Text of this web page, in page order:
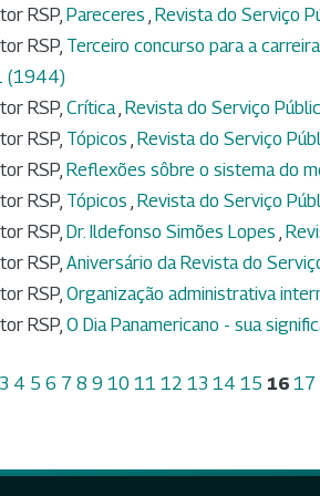
RSP, Pareceres Revista do Serviço
RSP, Terceiro concurso para a
(1944)
RSP, Crítica Revista do Serviço
RSP, Tópicos Revista do Serviço
RSP, Reflexões sôbre o sistema do
RSP, Tópicos Revista do Serviço
RSP, Dr. Ildefonso Simões Lopes
RSP, Aniversário da Revista do
RSP, Organização administrativa
RSP, O Dia Panamericano - sua
3 4 5 6 7 8 9 10 11 12 13 14 15 16 17